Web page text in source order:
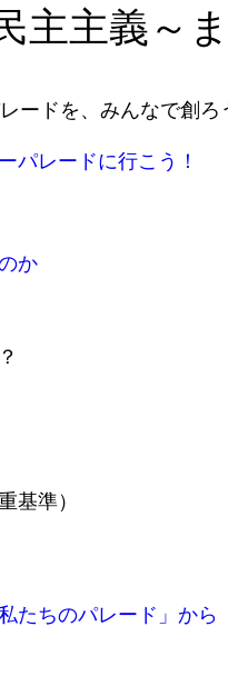
主主義～
ードを、みんなで創ろ
パレードに行こう！
か
基準）
たちのパレード」から